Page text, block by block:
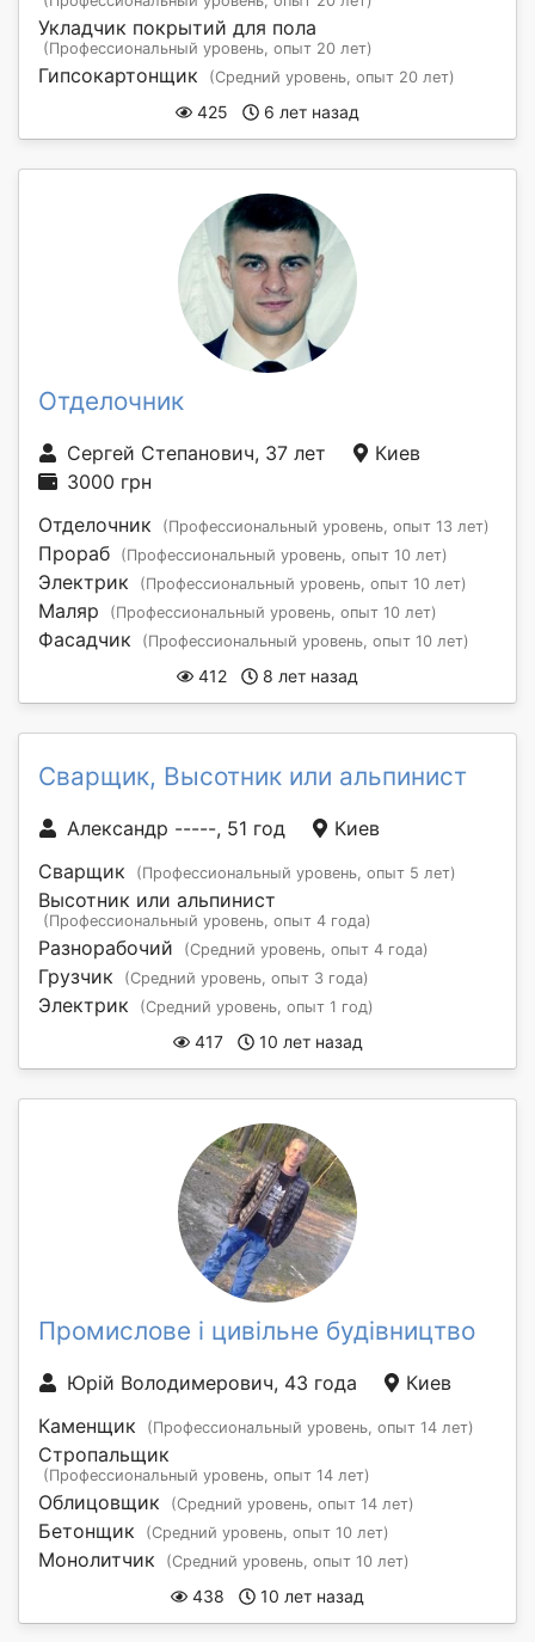
Укладчик покрытий для пола
(Профессиональный уровень, опыт 20 лет)
Гипсокартонщик (Средний уровень, опыт 20 лет)
425 6 лет назад
Отделочник
Сергей Степанович, 37 лет
Киев
3000 грн
Отделочник
(Профессиональный уровень, опыт 13 лет)
Прораб (Профессиональный уровень, опыт 10 лет)
Электрик (Профессиональный уровень, опыт 10 лет)
Маляр (Профессиональный уровень, опыт 10 лет)
Фасадчик (Профессиональный уровень, опыт 10 лет)
412 8 лет назад
Сварщик, Высотник или альпинист
Александр -----, 51 год
Киев
Сварщик
(Профессиональный уровень, опыт 5 лет)
Высотник или альпинист
(Профессиональный уровень, опыт 4 года)
Разнорабочий (Средний уровень, опыт 4 года)
Грузчик (Средний уровень, опыт 3 года)
Электрик (Средний уровень, опыт 1 год)
417 10 лет назад
Промислове і цивільне будівництво
Юрій Володимерович, 43 года
Киев
Каменщик
(Профессиональный уровень, опыт 14 лет)
Стропальщик
(Профессиональный уровень, опыт 14 лет)
Облицовщик (Средний уровень, опыт 14 лет)
Бетонщик (Средний уровень, опыт 10 лет)
Монолитчик (Средний уровень, опыт 10 лет)
438 10 лет назад